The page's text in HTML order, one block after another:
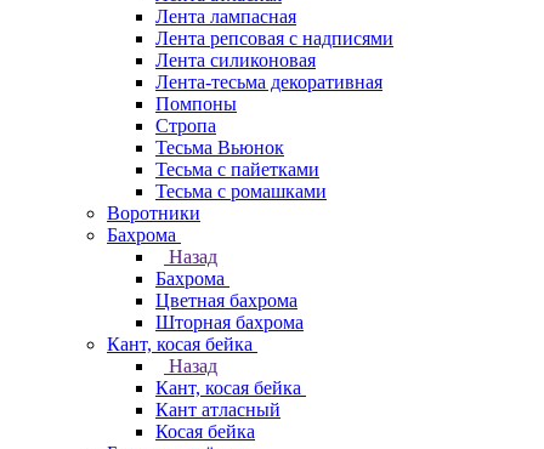
Лента лампасная
Лента репсовая с надписями
Лента силиконовая
Лента-тесьма декоративная
Помпоны
Стропа
Тесьма Вьюнок
Тесьма с пайетками
Тесьма с ромашками
Воротники
Бахрома
Назад
Бахрома
Цветная бахрома
Шторная бахрома
Кант, косая бейка
Назад
Кант, косая бейка
Кант атласный
Косая бейка